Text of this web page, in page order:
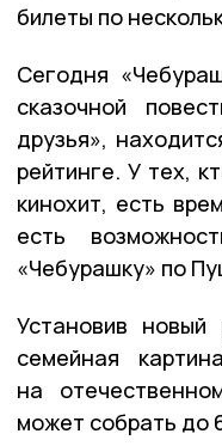
билеты по
Сегодня
сказочной
друзья»,
рейтинге. У тех,
кинохит, есть
есть
«Чебурашку» по
Установив
семейная
на
может собрать до